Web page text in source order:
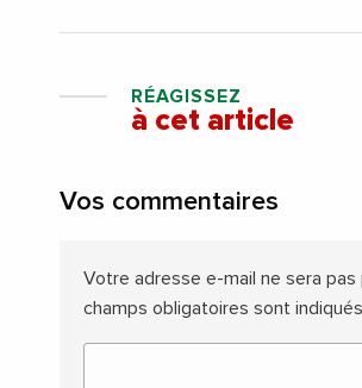
RÉAGISSEZ
à cet article
Vos commentaires
Votre adresse e-mail ne sera pas
champs obligatoires sont